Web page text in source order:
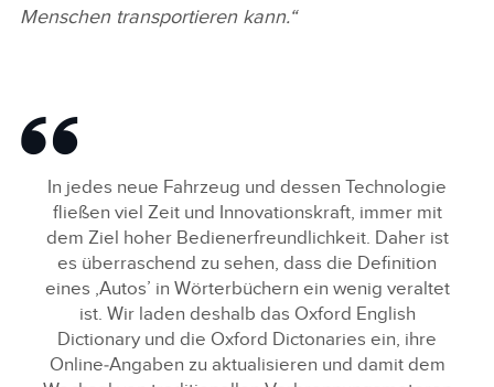
Menschen transportieren kann.“
In jedes neue Fahrzeug und dessen Technologie
fließen viel Zeit und Innovationskraft, immer mit
dem Ziel hoher Bedienerfreundlichkeit. Daher ist
es überraschend zu sehen, dass die Definition
eines ‚Autos’ in Wörterbüchern ein wenig veraltet
ist. Wir laden deshalb das Oxford English
Dictionary und die Oxford Dictonaries ein, ihre
Online‑Angaben zu aktualisieren und damit dem